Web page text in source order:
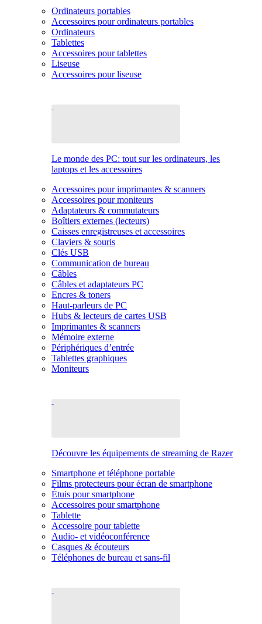
Ordinateurs portables
Accessoires pour ordinateurs portables
Ordinateurs
Tablettes
Accessoires pour tablettes
Liseuse
Accessoires pour liseuse
Le monde des PC: tout sur les ordinateurs, les
laptops et les accessoires
Accessoires pour imprimantes & scanners
Accessoires pour moniteurs
Adaptateurs & commutateurs
Boîtiers externes (lecteurs)
Caisses enregistreuses et accessoires
Claviers & souris
Clés USB
Communication de bureau
Câbles
Câbles et adaptateurs PC
Encres & toners
Haut-parleurs de PC
Hubs & lecteurs de cartes USB
Imprimantes & scanners
Mémoire externe
Périphériques d’entrée
Tablettes graphiques
Moniteurs
Découvre les équipements de streaming de Razer
Smartphone et téléphone portable
Films protecteurs pour écran de smartphone
Étuis pour smartphone
Accessoires pour smartphone
Tablette
Accessoire pour tablette
Audio- et vidéoconférence
Casques & écouteurs
Téléphones de bureau et sans-fil